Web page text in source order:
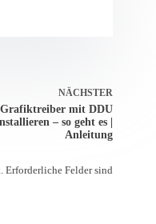
NÄCHSTER
Grafiktreiber mit DDU
– so geht es |
Anleitung
Erforderliche Felder sind